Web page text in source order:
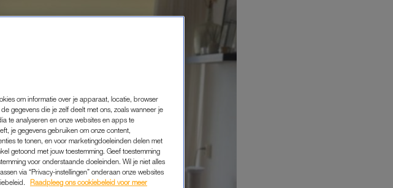
om informatie over je apparaat, locatie, browser
gegevens die je zelf deelt met ons, zoals wanneer je
te analyseren en onze websites en apps te
je gegevens gebruiken om onze content,
te tonen, en voor marketingdoeleinden delen met
getoond met jouw toestemming. Geef toestemming
voor onderstaande doeleinden. Wil je niet alles
via “Privacy-instellingen” onderaan onze websites
Raadpleeg ons cookiebeleid voor meer